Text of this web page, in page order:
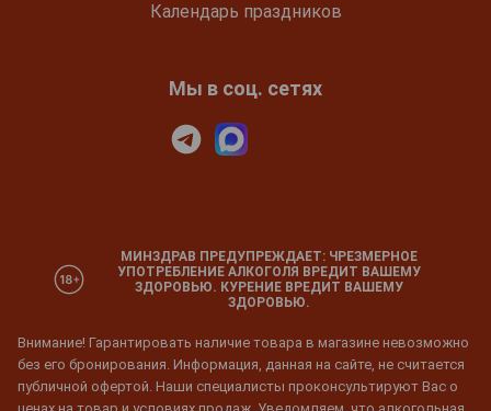
Календарь праздников
Мы в соц. сетях
МИНЗДРАВ ПРЕДУПРЕЖДАЕТ: ЧРЕЗМЕРНОЕ
УПОТРЕБЛЕНИЕ АЛКОГОЛЯ ВРЕДИТ ВАШЕМУ
ЗДОРОВЬЮ. КУРЕНИЕ ВРЕДИТ ВАШЕМУ
ЗДОРОВЬЮ.
Внимание! Гарантировать наличие товара в магазине невозможно
без его бронирования. Информация, данная на сайте, не считается
публичной офертой. Наши специалисты проконсультируют Вас о